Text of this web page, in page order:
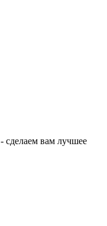
- сделаем вам лучшее